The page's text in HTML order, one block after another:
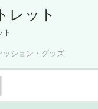
レット
ト
ッション・グッズ